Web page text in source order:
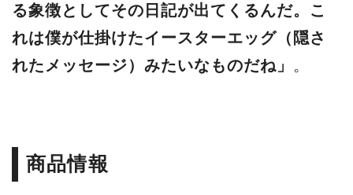
る象徴としてその⽇記が出てくるんだ。こ
れは僕が仕掛けたイースターエッグ（隠さ
れたメッセージ）みたいなものだね」
。
商品情報